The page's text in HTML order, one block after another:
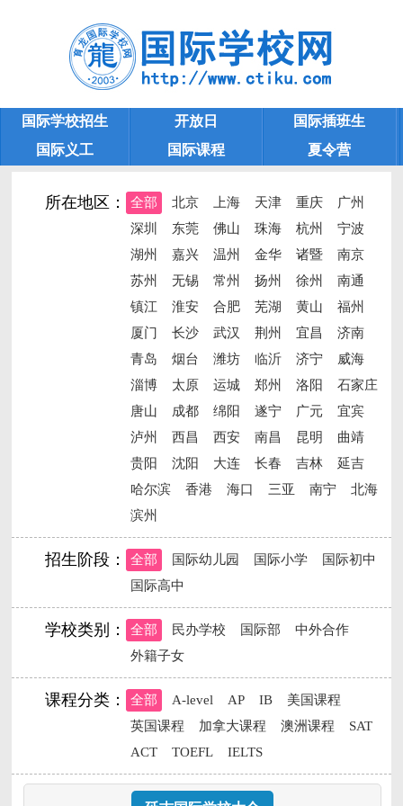
延吉国际学校大全
国际学校招生 开放日
国际插班生
国际义工
国际课程
夏令营
所在地区： 全部 北京 上海 天津 重庆
广州
深圳
东莞 佛山 珠海 杭州
宁波
湖州
嘉兴 温州 金华 诸暨
南京
苏州
无锡 常州 扬州 徐州
南通
镇江
淮安 合肥 芜湖 黄山
福州
厦门
长沙 武汉 荆州 宜昌
济南
青岛
烟台 潍坊 临沂 济宁
威海
淄博
太原 运城 郑州 洛阳
石家庄
唐山
成都 绵阳 遂宁 广元
宜宾
泸州
西昌 西安 南昌 昆明
曲靖
贵阳
沈阳 大连 长春 吉林
延吉
哈尔滨
香港 海口 三亚 南宁
北海
滨州
招生阶段： 全部 国际幼儿园 国际小学
国际初中
国际高中
学校类别： 全部 民办学校 国际部
中外合作
外籍子女
课程分类： 全部 A-level AP IB
美国课程
英国课程
加拿大课程 澳洲课程
SAT
ACT
TOEFL IELTS